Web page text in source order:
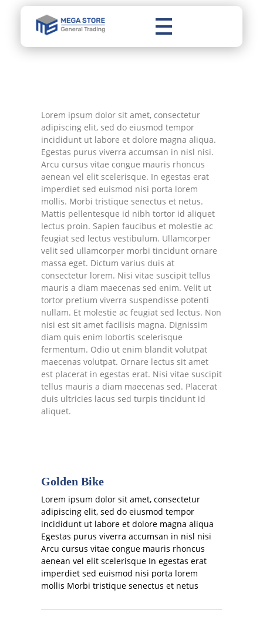
Mega Store
Lorem ipsum dolor sit amet, consectetur
adipiscing elit, sed do eiusmod tempor
incididunt ut labore et dolore magna aliqua.
Egestas purus viverra accumsan in nisl nisi.
Arcu cursus vitae congue mauris rhoncus
aenean vel elit scelerisque. In egestas erat
imperdiet sed euismod nisi porta lorem
mollis. Morbi tristique senectus et netus.
Mattis pellentesque id nibh tortor id aliquet
lectus proin. Sapien faucibus et molestie ac
feugiat sed lectus vestibulum. Ullamcorper
velit sed ullamcorper morbi tincidunt ornare
massa eget. Dictum varius duis at
consectetur lorem. Nisi vitae suscipit tellus
mauris a diam maecenas sed enim. Velit ut
tortor pretium viverra suspendisse potenti
nullam. Et molestie ac feugiat sed lectus. Non
nisi est sit amet facilisis magna. Dignissim
diam quis enim lobortis scelerisque
fermentum. Odio ut enim blandit volutpat
maecenas volutpat. Ornare lectus sit amet
est placerat in egestas erat. Nisi vitae suscipit
tellus mauris a diam maecenas sed. Placerat
duis ultricies lacus sed turpis tincidunt id
aliquet.
Golden Bike
Lorem ipsum dolor sit amet, consectetur
adipiscing elit, sed do eiusmod tempor
incididunt ut labore et dolore magna aliqua
Egestas purus viverra accumsan in nisl nisi
Arcu cursus vitae congue mauris rhoncus
aenean vel elit scelerisque In egestas erat
imperdiet sed euismod nisi porta lorem
mollis Morbi tristique senectus et netus